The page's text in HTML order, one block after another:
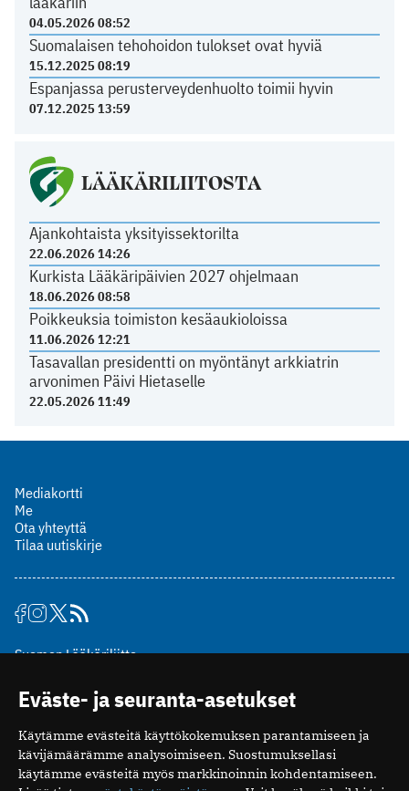
04.05.2026 08:52
Suomalaisen tehohoidon tulokset ovat hyviä
15.12.2025 08:19
Espanjassa perusterveydenhuolto toimii hyvin
07.12.2025 13:59
LÄÄKÄRILIITOSTA
Ajankohtaista yksityissektorilta
22.06.2026 14:26
Kurkista Lääkäripäivien 2027 ohjelmaan
18.06.2026 08:58
Poikkeuksia toimiston kesäaukioloissa
11.06.2026 12:21
Tasavallan presidentti on myöntänyt arkkiatrin
arvonimen Päivi Hietaselle
22.05.2026 11:49
Mediakortti
Me
Ota yhteyttä
Tilaa uutiskirje
Suomen Lääkäriliitto
00510 Helsinki
puh. (09) 393 091
toimitus@potilaanlaakarilehti.fi
ISSN 2323-9476
Eväste- ja seuranta-asetukset
Käytämme evästeitä käyttökokemuksen parantamiseen ja
kävijämäärämme analysoimiseen. Suostumuksellasi
käytämme evästeitä myös markkinoinnin kohdentamiseen.